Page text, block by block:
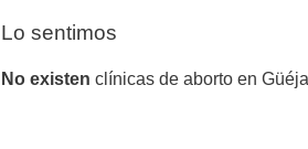
Lo sentimos
No existen clínicas de aborto en